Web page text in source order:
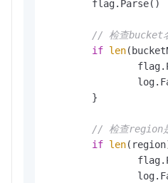
// 检查bucket
if len
// 检查region
if len